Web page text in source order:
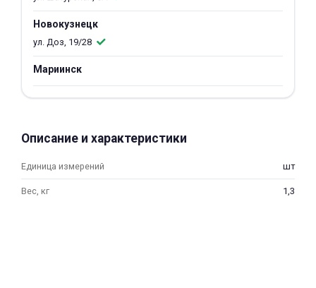
Новокузнецк
ул. Доз, 19/28
Мариинск
Описание и характеристики
Единица измерений шт
Вес, кг 1,3
об оплате Плайтом
25
недели
Остались вопросы?